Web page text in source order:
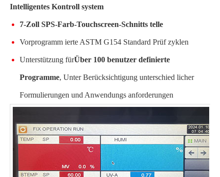
Intelligentes Kontroll system
7-Zoll SPS-Farb-Touchscreen-Schnitts telle
Vorprogramm ierte ASTM G154 Standard Prüf zyklen
Unterstützung fürÜber 100 benutzer definierte
Programme, Unter Berücksichtigung unterschied licher
Formulierungen und Anwendungs anforderungen